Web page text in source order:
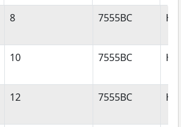
Huisnummer Postcode
8 7555BC
10 7555BC
12 7555BC